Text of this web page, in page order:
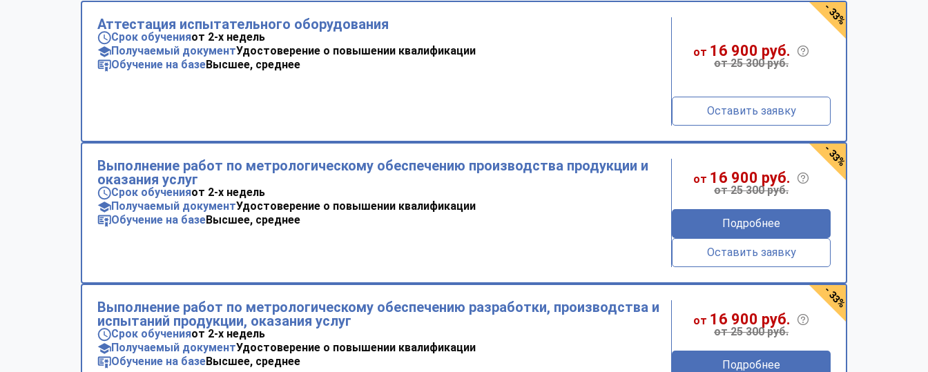
Аттестация испытательного оборудования
Срок обученияот 2-х недель
Получаемый документУдостоверение о повышении квалификации
Обучение на базеВысшее, среднее
от 16 900 руб.
от 25 300 руб.
Оставить заявку
- 33%
Выполнение работ по метрологическому обеспечению производства продукции и
оказания услуг
Срок обученияот 2-х недель
Получаемый документУдостоверение о повышении квалификации
Обучение на базеВысшее, среднее
от 16 900 руб.
от 25 300 руб.
Подробнее
Оставить заявку
- 33%
Выполнение работ по метрологическому обеспечению разработки, производства и
испытаний продукции, оказания услуг
Срок обученияот 2-х недель
Получаемый документУдостоверение о повышении квалификации
Обучение на базеВысшее, среднее
от 16 900 руб.
от 25 300 руб.
Подробнее
- 33%